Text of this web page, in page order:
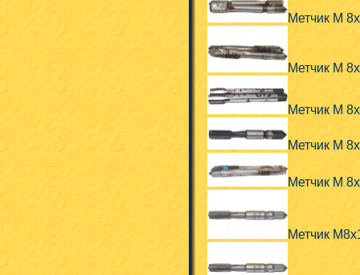
Метчик М
Метчик М
Метчик М
Метчик М
Метчик М
Метчик